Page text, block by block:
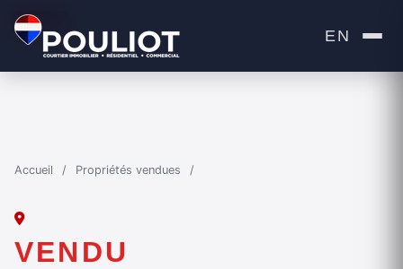
EN
Accueil / Propriétés vendues /
VENDU
VENDU